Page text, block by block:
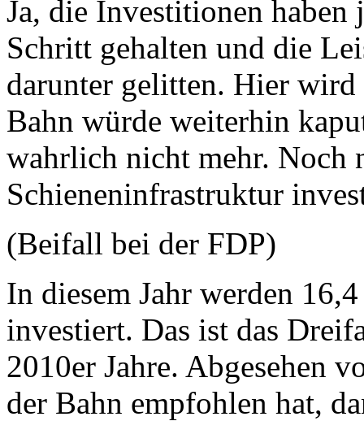
Ja, die Investitionen
Schritt gehalten und die
darunter gelitten. Hier
Bahn würde weiterhin
wahrlich nicht mehr. Noch
Schieneninfrastruktur
(Beifall bei der FDP)
In diesem Jahr werden
investiert. Das ist das
2010er Jahre. Abgesehen
der Bahn empfohlen hat,